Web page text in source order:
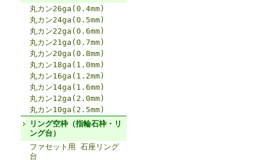
丸カン26ga(0.4mm)
丸カン24ga(0.5mm)
丸カン22ga(0.6mm)
丸カン21ga(0.7mm)
丸カン20ga(0.8mm)
丸カン18ga(1.0mm)
丸カン16ga(1.2mm)
丸カン14ga(1.6mm)
丸カン12ga(2.0mm)
丸カン10ga(2.5mm)
リング空枠（指輪石枠・リ
ング台）
ファセット用 石座リング
台